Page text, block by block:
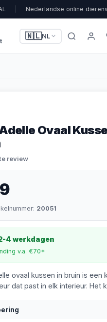
Nederlandse online
🇳🇱NL
Ovaal
review
20051
4 werkdagen
v.a. €70*
ovaal kussen in bruin is
dat past in elk interieur. Het